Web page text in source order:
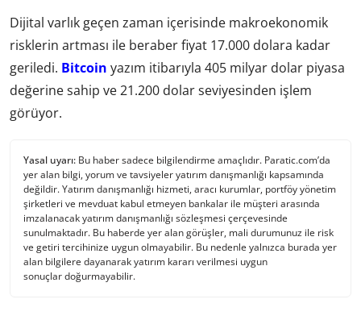
Dijital varlık geçen zaman içerisinde makroekonomik
risklerin artması ile beraber fiyat 17.000 dolara kadar
geriledi. Bitcoin yazım itibarıyla 405 milyar dolar piyasa
değerine sahip ve 21.200 dolar seviyesinden işlem
görüyor.
Yasal uyarı: Bu haber sadece bilgilendirme amaçlıdır. Paratic.com’da
yer alan bilgi, yorum ve tavsiyeler yatırım danışmanlığı kapsamında
değildir. Yatırım danışmanlığı hizmeti, aracı kurumlar, portföy yönetim
şirketleri ve mevduat kabul etmeyen bankalar ile müşteri arasında
imzalanacak yatırım danışmanlığı sözleşmesi çerçevesinde
sunulmaktadır. Bu haberde yer alan görüşler, mali durumunuz ile risk
ve getiri tercihinize uygun olmayabilir. Bu nedenle yalnızca burada yer
alan bilgilere dayanarak yatırım kararı verilmesi uygun
sonuçlar doğurmayabilir.